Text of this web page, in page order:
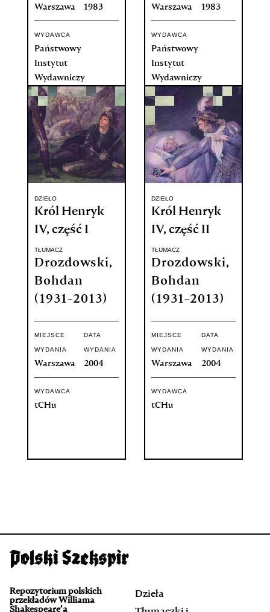
Warszawa 1983
WYDAWCA
Państwowy
Instytut
Wydawniczy
Warszawa 1983
WYDAWCA
Państwowy
Instytut
Wydawniczy
DZIEŁO
Król Henryk
IV, część I
TŁUMACZ
Drozdowski,
Bohdan
(1931-2013)
MIEJSCE
WYDANIA
Warszawa
DATA
WYDANIA
2004
WYDAWCA
tCHu
DZIEŁO
Król Henryk
IV, część II
TŁUMACZ
Drozdowski,
Bohdan
(1931-2013)
MIEJSCE
WYDANIA
Warszawa
DATA
WYDANIA
2004
WYDAWCA
tCHu
Repozytorium polskich
przekładów Williama
Shakespeare’a
Dzieła